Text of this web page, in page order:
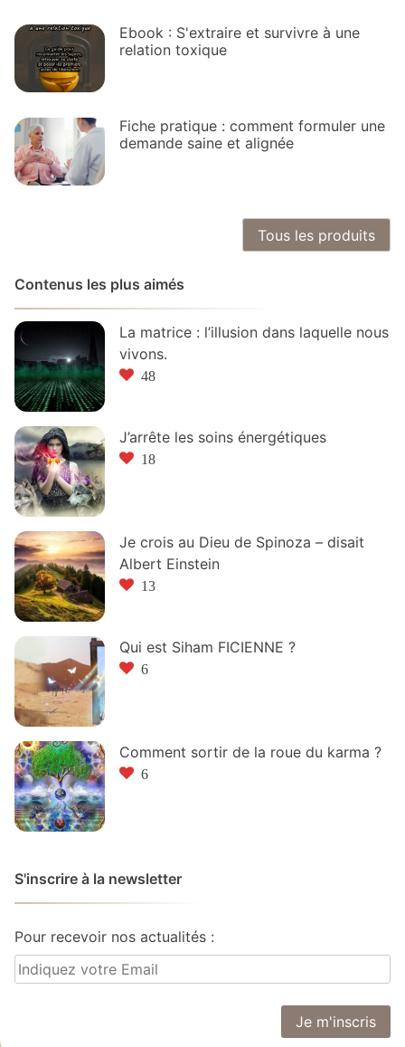
Ebook : S'extraire et survivre à une
relation toxique
Fiche pratique : comment formuler une
demande saine et alignée
Tous les produits
Contenus les plus aimés
La matrice : l’illusion dans laquelle nous
vivons.
48
J’arrête les soins énergétiques
18
Je crois au Dieu de Spinoza – disait
Albert Einstein
13
Qui est Siham FICIENNE ?
6
Comment sortir de la roue du karma ?
6
S'inscrire à la newsletter
Pour recevoir nos actualités :